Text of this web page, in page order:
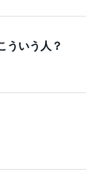
ういう人？